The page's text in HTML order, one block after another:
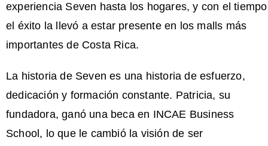
experiencia Seven hasta los hogares, y con el tiempo
el éxito la llevó a estar presente en los malls más
importantes de Costa Rica.
La historia de Seven es una historia de esfuerzo,
dedicación y formación constante. Patricia, su
fundadora, ganó una beca en INCAE Business
School, lo que le cambió la visión de ser